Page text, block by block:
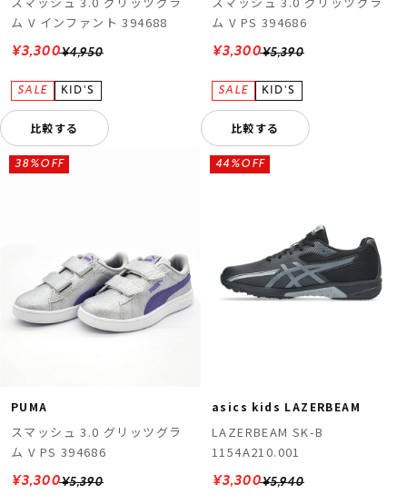
ム V インファント 394688
¥4,950
¥3,300
比較する
ム V PS 394686
¥5,390
¥3,300
比較する
PUMA
スマッシュ 3.0 グリッツグラ
ム V PS 394686
¥5,390
38%OFF
¥3,300
asics kids LAZERBEAM
LAZERBEAM SK-B
1154A210.001
¥5,940
44%OFF
¥3,300